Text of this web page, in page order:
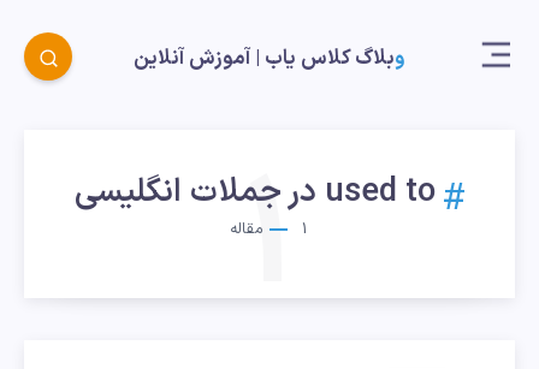
وبلاگ کلاس یاب |‌ آموزش آنلاین
used to در جملات انگلیسی
1 مقاله
1